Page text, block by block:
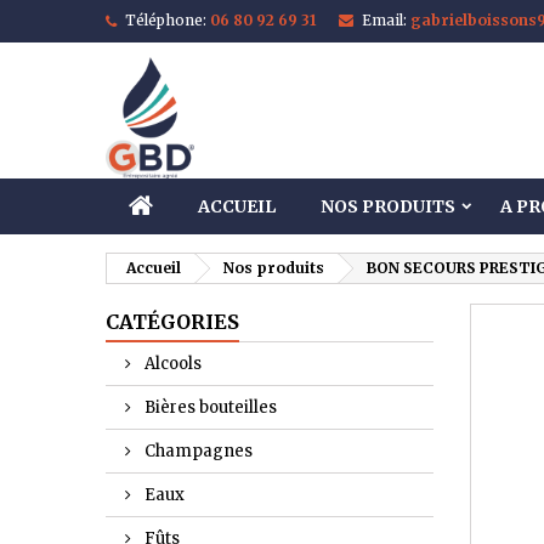
Téléphone: 06 80 92 69 31 Email:
ACCUEIL NOS PRODUITS A
Accueil Nos produits BON SECOURS
CATÉGORIES
Alcools
Bières bouteilles
Champagnes
Eaux
Fûts